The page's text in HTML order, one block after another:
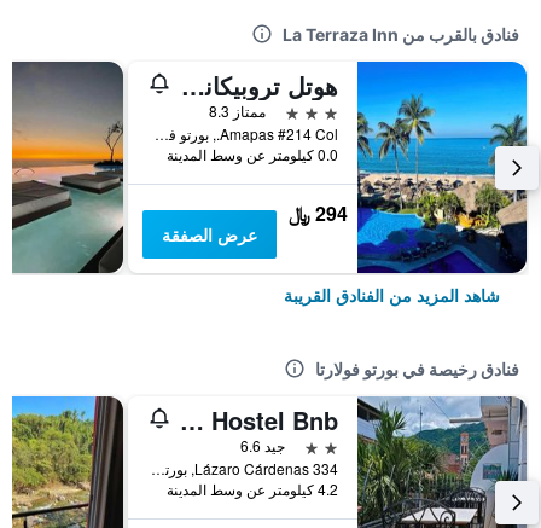
فنادق بالقرب من La Terraza Inn
هوتل تروبيكانا - نير أولاس ألتاس ستريت
3 نجوم
ممتاز 8.3
Amapas #214 Col., بورتو فولارتا, ولاية خاليسكو, المكسيك
0.0 كيلومتر عن وسط المدينة
294 ﷼
عرض الصفقة
شاهد المزيد من الفنادق القريبة
فنادق رخيصة في بورتو فولارتا
Alexandross Hostel Bnb
2 نجمتين
جيد 6.6
334 Lázaro Cárdenas, بورتو فولارتا, ولاية خاليسكو, المكسيك
4.2 كيلومتر عن وسط المدينة